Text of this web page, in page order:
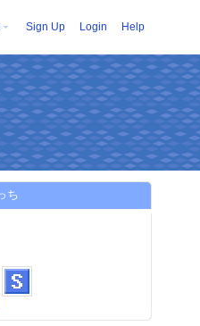
Sign Up Login Help
ち